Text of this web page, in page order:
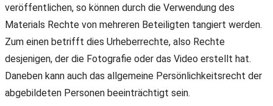
veröffentlichen, so können durch die Verwendung des
Materials Rechte von mehreren Beteiligten tangiert werden.
Zum einen betrifft dies Urheberrechte, also Rechte
desjenigen, der die Fotografie oder das Video erstellt hat.
Daneben kann auch das allgemeine Persönlichkeitsrecht der
abgebildeten Personen beeinträchtigt sein.